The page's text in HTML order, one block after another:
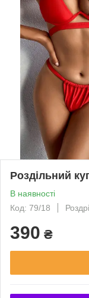
Роздільний
В наявності
Код: 79/18
390 ₴